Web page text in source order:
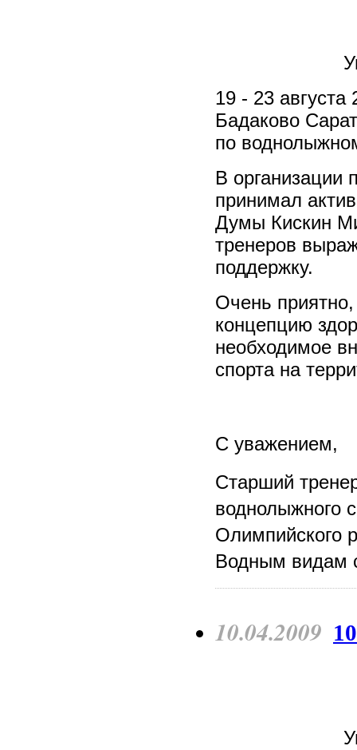
19 - 23
Бадаково
по
В организации
принимал
Думы Кискин
тренеров
поддержку.
Очень
концепцию
необходимое
спорта на
С уважением,
Старший
Олимпийского
Водным видам
10.04.2009